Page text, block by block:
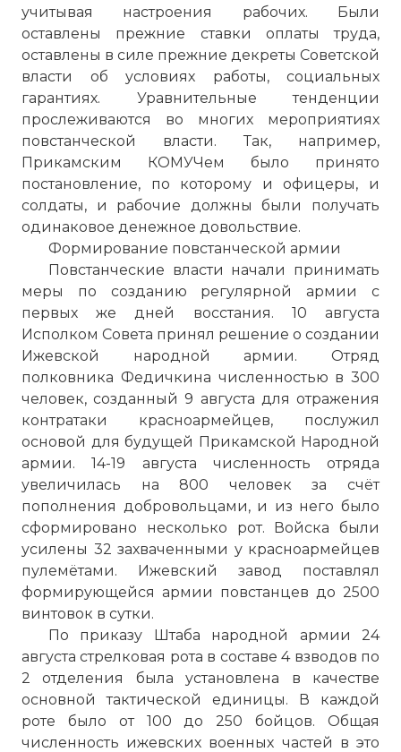
учитывая настроения рабочих. Были
оставлены прежние ставки оплаты труда,
оставлены в силе прежние декреты Советской
власти об условиях работы, социальных
гарантиях. Уравнительные тенденции
прослеживаются во многих мероприятиях
повстанческой власти. Так, например,
Прикамским КОМУЧем было принято
постановление, по которому и офицеры, и
солдаты, и рабочие должны были получать
одинаковое денежное довольствие.
Формирование повстанческой армии
Повстанческие власти начали принимать
меры по созданию регулярной армии с
первых же дней восстания. 10 августа
Исполком Совета принял решение о создании
Ижевской народной армии. Отряд
полковника Федичкина численностью в 300
человек, созданный 9 августа для отражения
контратаки красноармейцев, послужил
основой для будущей Прикамской Народной
армии. 14-19 августа численность отряда
увеличилась на 800 человек за счёт
пополнения добровольцами, и из него было
сформировано несколько рот. Войска были
усилены 32 захваченными у красноармейцев
пулемётами. Ижевский завод поставлял
формирующейся армии повстанцев до 2500
винтовок в сутки.
По приказу Штаба народной армии 24
августа стрелковая рота в составе 4 взводов по
2 отделения была установлена в качестве
основной тактической единицы. В каждой
роте было от 100 до 250 бойцов. Общая
численность ижевских военных частей в это